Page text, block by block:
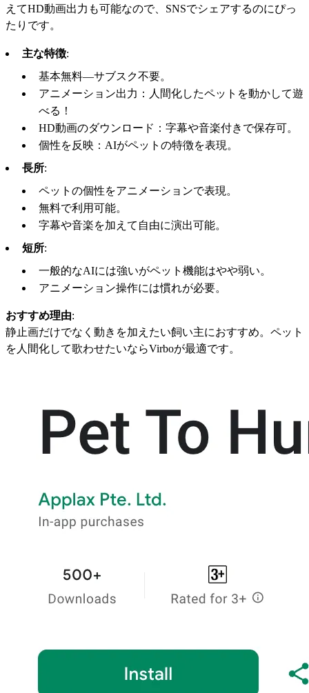
えてHD動画出力も可能なので、SNSでシェアするのにぴっ
たりです。
主な特徴:
基本無料—サブスク不要。
アニメーション出力：人間化したペットを動かして遊
べる！
HD動画のダウンロード：字幕や音楽付きで保存可。
個性を反映：AIがペットの特徴を表現。
長所:
ペットの個性をアニメーションで表現。
無料で利用可能。
字幕や音楽を加えて自由に演出可能。
短所:
一般的なAIには強いがペット機能はやや弱い。
アニメーション操作には慣れが必要。
おすすめ理由:
静止画だけでなく動きを加えたい飼い主におすすめ。ペット
を人間化して歌わせたいならVirboが最適です。